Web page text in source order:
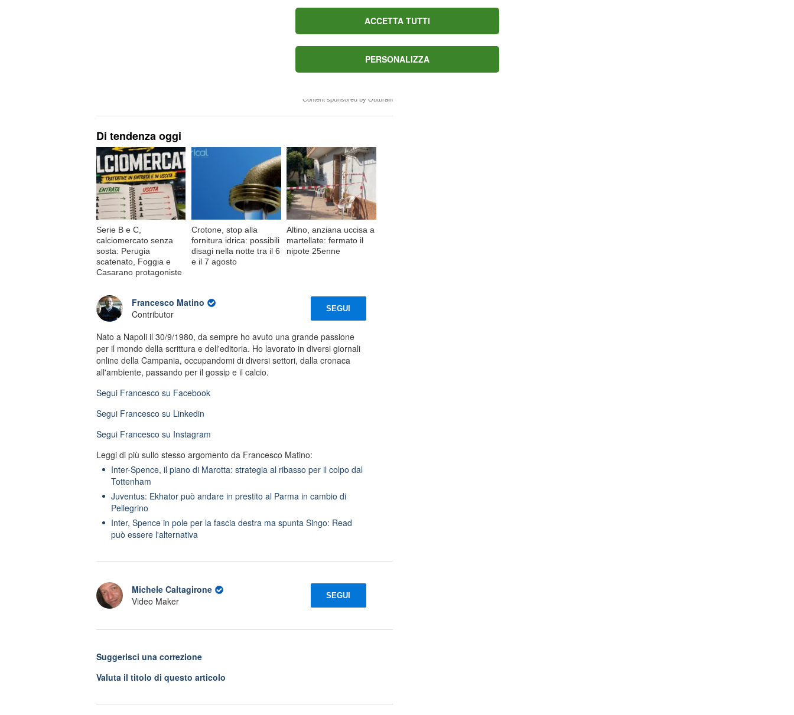
riferimento ben delineato col quale portare avanti le
trattative che a questo punto potranno andare a buon fine
giudiziario la situazione appare davvero molto complicata.
Content sponsored by Outbrain
Di tendenza oggi
Serie B e C,
calciomercato senza
sosta: Perugia
scatenato, Foggia e
Casarano protagoniste
Crotone, stop alla
fornitura idrica: possibili
disagi nella notte tra il 6
e il 7 agosto
Altino, anziana uccisa a
martellate: fermato il
nipote 25enne
Francesco Matino
Contributor
SEGUI
Nato a Napoli il 30/9/1980, da sempre ho avuto una grande passione
per il mondo della scrittura e dell'editoria. Ho lavorato in diversi giornali
online della Campania, occupandomi di diversi settori, dalla cronaca
all'ambiente, passando per il gossip e il calcio.
Segui Francesco su Facebook
Segui Francesco su Linkedin
Segui Francesco su Instagram
Leggi di più sullo stesso argomento da Francesco Matino:
Inter-Spence, il piano di Marotta: strategia al ribasso per il colpo dal
Tottenham
Juventus: Ekhator può andare in prestito al Parma in cambio di
Pellegrino
Inter, Spence in pole per la fascia destra ma spunta Singo: Read
può essere l'alternativa
Michele Caltagirone
Video Maker
SEGUI
Suggerisci una correzione
Valuta il titolo di questo articolo
ACCETTA TUTTI
PERSONALIZZA